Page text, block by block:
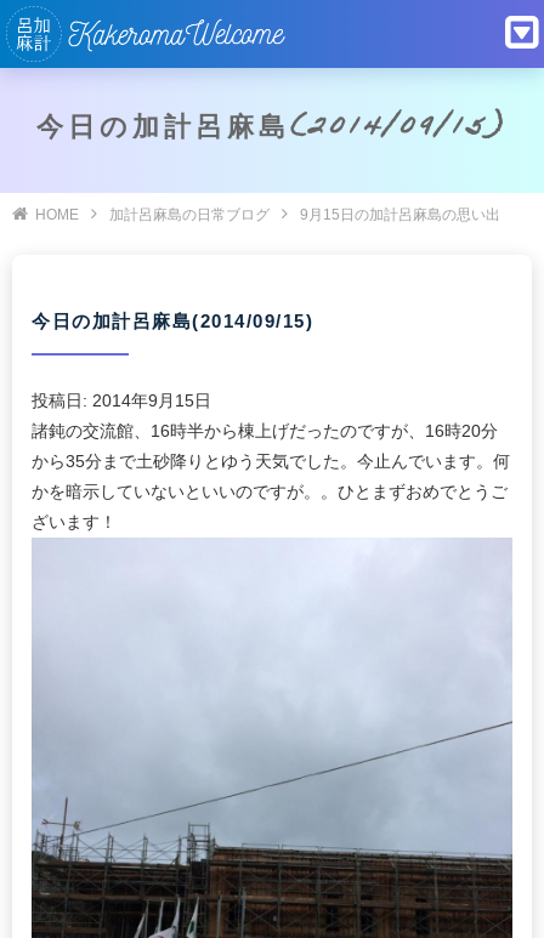
今日の加計呂麻島(2014/09/15)
HOME 加計呂麻島の日常ブログ 9月15日の加計呂麻島の思い出
今日の加計呂麻島(2014/09/15)
投稿日: 2014年9月15日
諸鈍の交流館、16時半から棟上げだったのですが、16時20分
から35分まで土砂降りとゆう天気でした。今止んでいます。何
かを暗示していないといいのですが。。ひとまずおめでとうご
ざいます！